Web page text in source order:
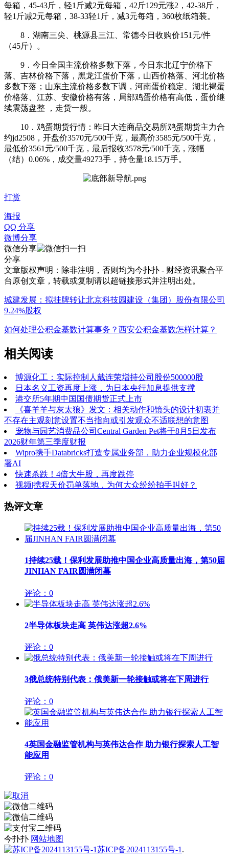
每箱，45-43斤，轻1斤减2元每箱，42斤129元涨2，42-38斤，
轻1斤减2元每箱，38-33轻1斤，减3元每箱，360枚纸箱装。
8．湖南三尖、桃源县三江、常德今日收购价151元/件
（45斤）。
9．今日全国主流价格多数下落，今日东北辽宁价格下
落、吉林价格下落，黑龙江蛋价下落，山西价格落、河北价格
多数下落；山东主流价格多数下调，河南蛋价稳定、湖北褐蛋
价格落、江苏、安徽价格有落，局部鸡蛋价格有高低，蛋价继
续震荡盘整 ，走货一般。
10．鸡蛋期货行情：昨日大连商品交易所鸡蛋期货主力合
约jd2508，开盘价3570元/500千克，最高价3585元/500千克，
最低价3561元/500千克，最后报收3578元/500千克，涨幅
（结）0.06%，成交量49273手，持仓量18.15万手。
打赏
海报
QQ 分享
微博分享
微信分享
分享
文章版权声明：除非注明，否则均为今扑扑 - 财经资讯聚合平
台 原创文章，转载或复制请以超链接形式并注明出处。
城建发展：拟挂牌转让北京科技园建设（集团）股份有限公司
9.24%股权
如何处理公积金基数计算事务？西安公积金基数怎样计算？
相关阅读
博源化工：实际控制人戴连荣增持公司股份500000股
日本名义工资再度上涨，为日本央行加息提供支撑
港交所5年期中国国债期货正式上市
《喜羊羊与灰太狼》发文：相关动作和镜头的设计初衷并
不存在主观刻意设置不当指向或引发观众不适联想的意图
宠物与园艺消费品公司Central Garden Pet将于8月5日发布
2026财年第三季度财报
Wipro携手Databricks打造专属业务部，助力企业规模化部
署AI
快速杀跌！4倍大牛股，再度跌停
视频|携程天价罚单落地，为何大众纷纷拍手叫好？
热评文章
1持续25载！保利发展助推中国企业高质量出海，第50届
JINHAN FAIR圆满闭幕
评论：0
2半导体板块走高 英伟达涨超2.6%
评论：0
3俄总统特别代表：俄美新一轮接触或将在下周进行
评论：0
4英国金融监管机构与英伟达合作 助力银行探索人工智
能应用
评论：0
今扑扑 网站地图
苏ICP备2024113155号-1 .